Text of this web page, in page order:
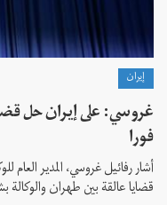
إيران
غروسي: على إيران حل
فورا
أشار رفائيل غروسي، المدير العام
قضايا عالقة بين طهران